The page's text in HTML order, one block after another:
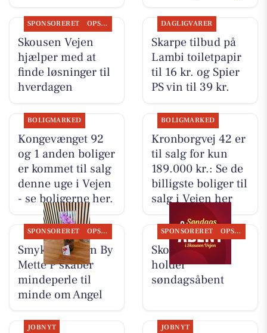
SPONSORERET OPSLAGSTAVLEN
Skousen Vejen
hjælper med at
finde løsninger til
hverdagen
DAGLIGVARER
Skarpe tilbud på
Lambi toiletpapir
til 16 kr. og Spier
PS vin til 39 kr.
BOLIGMARKED
Kongevænget 92
og 1 anden boliger
er kommet til salg
denne uge i Vejen
- se boligerne her.
BOLIGMARKED
Kronborgvej 42 er
til salg for kun
189.000 kr.: Se de
billigste boliger til
salg i Vejen her
SPONSORERET OPSLAGSTAVLEN
Smykke Design By
Mette P skaber
mindeperle til
minde om Angel
SPONSORERET OPSLAGSTAVLEN
Skousen Vejen
holder
søndagsåbent
JOBNYT JOBNYT